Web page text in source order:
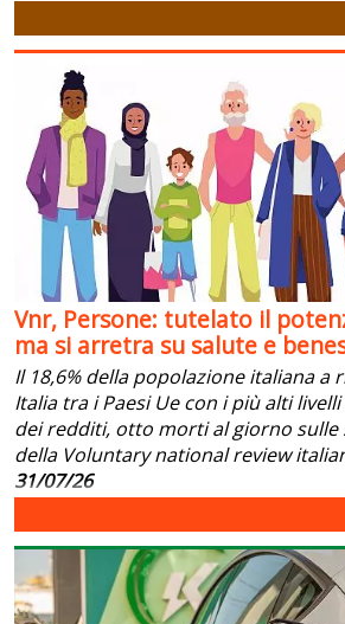
Vnr, Persone: tutelato il
ma si arretra su salute e
Il 18,6% della popolazione italiana a
Italia tra i Paesi Ue con i più alti
dei redditi, otto morti al giorno sulle
della Voluntary national review
31/07/26